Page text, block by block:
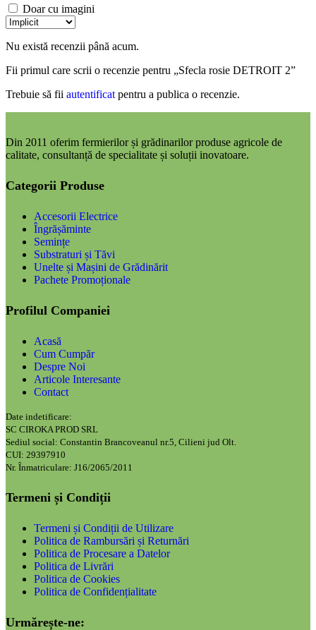
Doar cu imagini
Nu există recenzii până acum.
Fii primul care scrii o recenzie pentru „Sfecla rosie DETROIT 2”
Trebuie să fii autentificat pentru a publica o recenzie.
Din 2011 oferim fermierilor și grădinarilor produse agricole de
calitate, consultanță de specialitate și soluții inovatoare.
Categorii Produse
Accesorii Electrice
Îngrășăminte
Semințe
Substraturi și Tăvi
Unelte și Mașini de Grădinărit
Pachete Promoționale
Profilul Companiei
Acasă
Cum Cumpăr
Despre Noi
Articole Interesante
Contact
Date indetificare:
SC CIROKA PROD SRL
Sediul social: Constantin Brancoveanul nr.5, Cilieni jud Olt.
CUI: 29397910
Nr. Înmatriculare: J16/2065/2011
Termeni și Condiții
Termeni și Condiții de Utilizare
Politica de Rambursări și Returnări
Politica de Procesare a Datelor
Politica de Livrări
Politica de Cookies
Politica de Confidențialitate
Urmărește-ne: